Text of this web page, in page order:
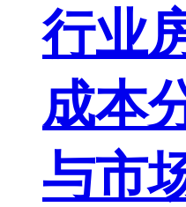
行业
成本
与市